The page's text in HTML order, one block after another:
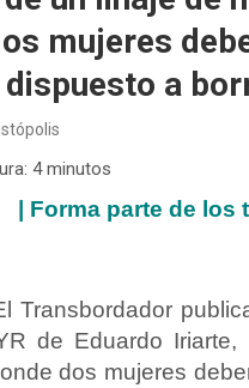
mujeres
a
4 minutos
Forma parte de los
Transbordador
de Eduardo
dos mujeres